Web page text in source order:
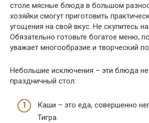
столе мясные блюда в большом
хозяйки смогут приготовить
угощения на свой вкус. Не скупитесь
Обязательно готовьте богатое меню,
уважает многообразие и творческий
Небольшие исключения – эти блюда не
праздничный стол:
Каши – это еда, совершенно
Тигра.